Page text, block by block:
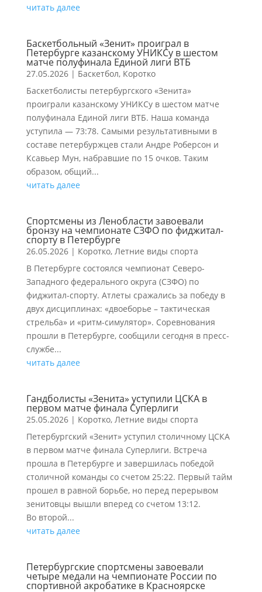
читать далее
Баскетбольный «Зенит» проиграл в
Петербурге казанскому УНИКСу в шестом
матче полуфинала Единой лиги ВТБ
27.05.2026| Баскетбол, Коротко
Баскетболисты петербургского «Зенита»
проиграли казанскому УНИКСу в шестом матче
полуфинала Единой лиги ВТБ. Наша команда
уступила — 73:78. Самыми результативными в
составе петербуржцев стали Андре Роберсон и
Ксавьер Мун, набравшие по 15 очков. Таким
образом, общий...
читать далее
Спортсмены из Ленобласти завоевали
бронзу на чемпионате СЗФО по фиджитал-
спорту в Петербурге
26.05.2026| Коротко, Летние виды спорта
В Петербурге состоялся чемпионат Северо-
Западного федерального округа (СЗФО) по
фиджитал-спорту. Атлеты сражались за победу в
двух дисциплинах: «двоеборье – тактическая
стрельба» и «ритм-симулятор». Соревнования
прошли в Петербурге, сообщили сегодня в пресс-
службе...
читать далее
Гандболисты «Зенита» уступили ЦСКА в
первом матче финала Суперлиги
25.05.2026| Коротко, Летние виды спорта
Петербургский «Зенит» уступил столичному ЦСКА
в первом матче финала Суперлиги. Встреча
прошла в Петербурге и завершилась победой
столичной команды со счетом 25:22. Первый тайм
прошел в равной борьбе, но перед перерывом
зенитовцы вышли вперед со счетом 13:12.
Во второй...
читать далее
Петербургские спортсмены завоевали
четыре медали на чемпионате России по
спортивной акробатике в Красноярске